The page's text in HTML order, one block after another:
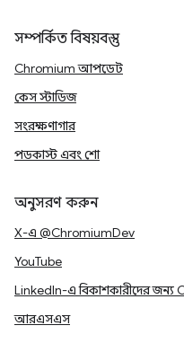
সম্পর্কিত বিষয়বস্তু
Chromium আপডেট
কেস স্টাডিজ
সংরক্ষণাগার
পডকাস্ট এবং শো
অনুসরণ করুন
X-এ @ChromiumDev
YouTube
LinkedIn-এ বিকাশকারীদের জন্য
আরএসএস